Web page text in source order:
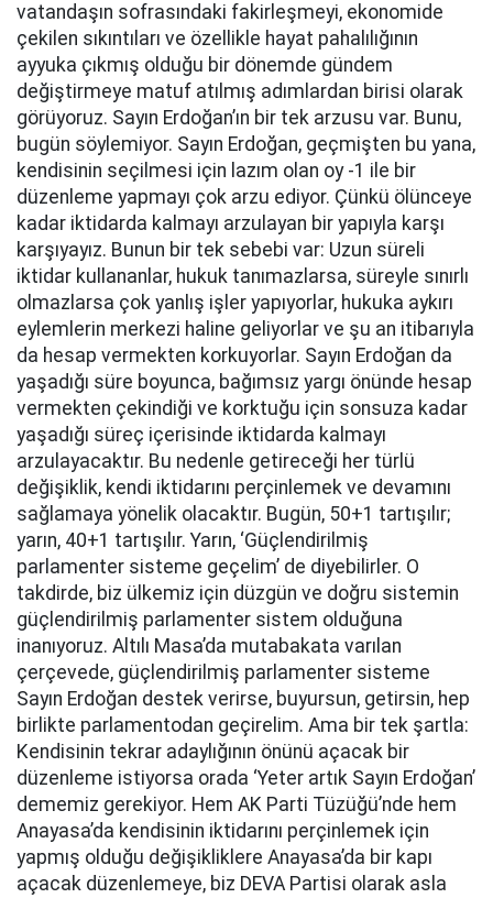
vatandaşın sofrasındaki fakirleşmeyi, ekonomide
çekilen sıkıntıları ve özellikle hayat pahalılığının
ayyuka çıkmış olduğu bir dönemde gündem
değiştirmeye matuf atılmış adımlardan birisi olarak
görüyoruz. Sayın Erdoğan’ın bir tek arzusu var. Bunu,
bugün söylemiyor. Sayın Erdoğan, geçmişten bu yana,
kendisinin seçilmesi için lazım olan oy -1 ile bir
düzenleme yapmayı çok arzu ediyor. Çünkü ölünceye
kadar iktidarda kalmayı arzulayan bir yapıyla karşı
karşıyayız. Bunun bir tek sebebi var: Uzun süreli
iktidar kullananlar, hukuk tanımazlarsa, süreyle sınırlı
olmazlarsa çok yanlış işler yapıyorlar, hukuka aykırı
eylemlerin merkezi haline geliyorlar ve şu an itibarıyla
da hesap vermekten korkuyorlar. Sayın Erdoğan da
yaşadığı süre boyunca, bağımsız yargı önünde hesap
vermekten çekindiği ve korktuğu için sonsuza kadar
yaşadığı süreç içerisinde iktidarda kalmayı
arzulayacaktır. Bu nedenle getireceği her türlü
değişiklik, kendi iktidarını perçinlemek ve devamını
sağlamaya yönelik olacaktır. Bugün, 50+1 tartışılır;
yarın, 40+1 tartışılır. Yarın, ‘Güçlendirilmiş
parlamenter sisteme geçelim’ de diyebilirler. O
takdirde, biz ülkemiz için düzgün ve doğru sistemin
güçlendirilmiş parlamenter sistem olduğuna
inanıyoruz. Altılı Masa’da mutabakata varılan
çerçevede, güçlendirilmiş parlamenter sisteme
Sayın Erdoğan destek verirse, buyursun, getirsin, hep
birlikte parlamentodan geçirelim. Ama bir tek şartla:
Kendisinin tekrar adaylığının önünü açacak bir
düzenleme istiyorsa orada ‘Yeter artık Sayın Erdoğan’
dememiz gerekiyor. Hem AK Parti Tüzüğü’nde hem
Anayasa’da kendisinin iktidarını perçinlemek için
yapmış olduğu değişikliklere Anayasa’da bir kapı
açacak düzenlemeye, biz DEVA Partisi olarak asla